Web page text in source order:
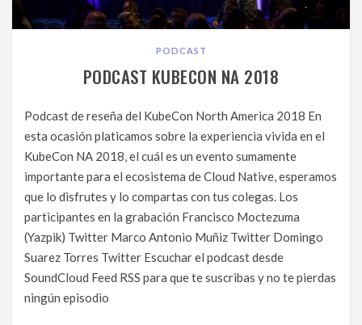
PODCAST
PODCAST KUBECON NA 2018
Podcast de reseña del KubeCon North America 2018 En
esta ocasión platicamos sobre la experiencia vivida en el
KubeCon NA 2018, el cuál es un evento sumamente
importante para el ecosistema de Cloud Native, esperamos
que lo disfrutes y lo compartas con tus colegas. Los
participantes en la grabación Francisco Moctezuma
(Yazpik) Twitter Marco Antonio Muñiz Twitter Domingo
Suarez Torres Twitter Escuchar el podcast desde
SoundCloud Feed RSS para que te suscribas y no te pierdas
ningún episodio